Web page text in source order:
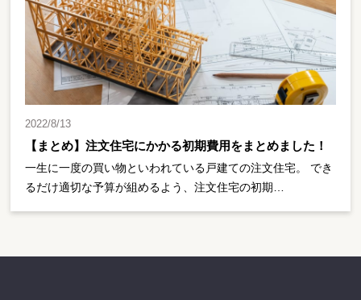
2022/8/13
【まとめ】注文住宅にかかる初期費用をまとめました！
一生に一度の買い物といわれている戸建ての注文住宅。 でき
るだけ適切な予算が組めるよう、注文住宅の初期…